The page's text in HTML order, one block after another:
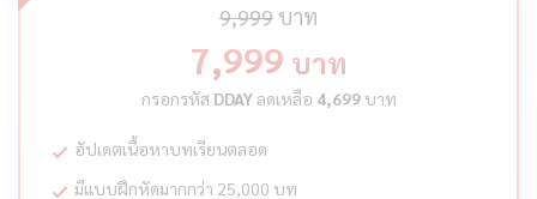
9,999 บาท
7,999 บาท
กรอกรหัส DDAYลดเหลือ 4,699บาท
อัปเดตเนื้อหาบทเรียนตลอด
มีแบบฝึกหัดมากกว่า 25,000 บท